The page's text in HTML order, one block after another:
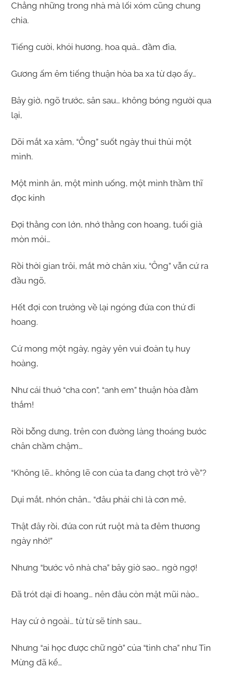
Chẳng những trong nhà mà lối xóm cũng chung
chia.
Tiếng cười, khói hương, hoa quả… đầm đìa,
Gương ấm êm tiếng thuận hòa ba xa từ dạo ấy…
Bây giờ, ngõ trước, sân sau… không bóng người qua
lại,
Dõi mắt xa xăm, “Ông” suốt ngày thui thủi một
mình.
Một mình ăn, một mình uống, một mình thầm thĩ
đọc kinh
Đợi thằng con lớn, nhớ thằng con hoang, tuổi già
mòn mỏi…
Rồi thời gian trôi, mắt mờ chân xiu, “Ông” vẫn cứ ra
đầu ngõ,
Hết đợi con trưởng về lại ngóng đứa con thứ đi
hoang.
Cứ mong một ngày, ngày yên vui đoàn tụ huy
hoàng,
Như cái thuở “cha con”, “anh em” thuận hòa đằm
thắm!
Rồi bỗng dưng, trên con đường làng thoáng bước
chân chầm chậm…
“Không lẽ… không lẽ con của ta đang chợt trở về”?
Dụi mắt, nhón chân… “đâu phải chỉ là cơn mê,
Thật đây rồi, đứa con rứt ruột mà ta đêm thương
ngày nhớ!”
Nhưng “bước vô nhà cha” bây giờ sao… ngờ ngợ!
Đã trót dại đi hoang… nên đâu còn mặt mũi nào…
Hay cứ ở ngoài… từ từ sẽ tính sau…
Nhưng “ai học được chữ ngờ” của “tình cha” như Tin
Mừng đã kể…